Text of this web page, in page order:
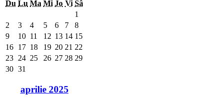
Du Lu Ma Mi Jo Vi Sâ
1
2
3 4 5 6 7
8
9
10 11 12 13 14 15
16 17 18 19 20 21 22
23 24 25 26 27 28 29
30 31
aprilie 2025